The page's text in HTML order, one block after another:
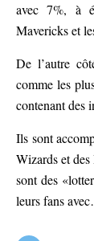
avec 7%, à
Mavericks et
De l’autre
comme les
contenant des
Ils sont
Wizards et
sont des
leurs fans